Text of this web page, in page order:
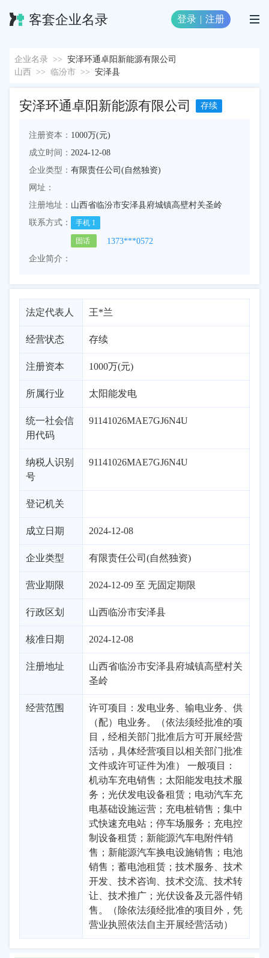
客套企业名录 登录 | 注册
企业名录 >> 安泽环通卓阳新能源有限公司
山西
>> 临汾市 >> 安泽县
安泽环通卓阳新能源有限公司 存续
注册资本： 1000万(元)
成立时间： 2024-12-08
企业类型： 有限责任公司(自然独资)
网址：
注册地址： 山西省临汾市安泽县府城镇高壁村关圣岭
联系方式：
手机 1
固话
1373***0572
企业简介：
法定代表人 王*兰
经营状态 存续
注册资本 1000万(元)
所属行业 太阳能发电
统一社会信
用代码
91141026MAE7GJ6N4U
纳税人识别
号
91141026MAE7GJ6N4U
登记机关
成立日期 2024-12-08
企业类型 有限责任公司(自然独资)
营业期限 2024-12-09 至 无固定期限
行政区划 山西临汾市安泽县
核准日期 2024-12-08
注册地址
山西省临汾市安泽县府城镇高壁村关
圣岭
经营范围
许可项目：发电业务、输电业务、供
（配）电业务。（依法须经批准的项
目，经相关部门批准后方可开展经营
活动，具体经营项目以相关部门批准
文件或许可证件为准） 一般项目：
机动车充电销售；太阳能发电技术服
务；光伏发电设备租赁；电动汽车充
电基础设施运营；充电桩销售；集中
式快速充电站；停车场服务；充电控
制设备租赁；新能源汽车电附件销
售；新能源汽车换电设施销售；电池
销售；蓄电池租赁；技术服务、技术
开发、技术咨询、技术交流、技术转
让、技术推广；光伏设备及元器件销
售。（除依法须经批准的项目外，凭
营业执照依法自主开展经营活动）